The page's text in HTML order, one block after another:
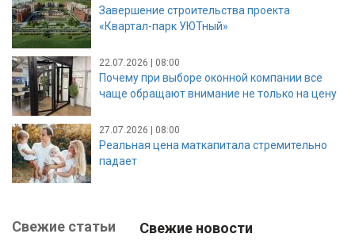
Завершение строительства проекта
«Квартал-парк УЮТный»
22.07.2026 | 08:00
Почему при выборе оконной компании все
чаще обращают внимание не только на цену
27.07.2026 | 08:00
Реальная цена маткапитала стремительно
падает
Свежие статьи Свежие новости